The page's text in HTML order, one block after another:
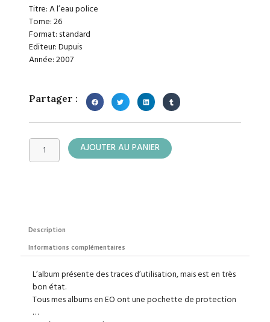
Titre: A l’eau police
Tome: 26
Format: standard
Editeur: Dupuis
Année: 2007
Partager :
quantité
AJOUTER AU PANIER
Description
Informations complémentaires
L’album présente des traces d’utilisation, mais est en très
bon état.
Tous mes albums en EO ont une pochette de protection
…